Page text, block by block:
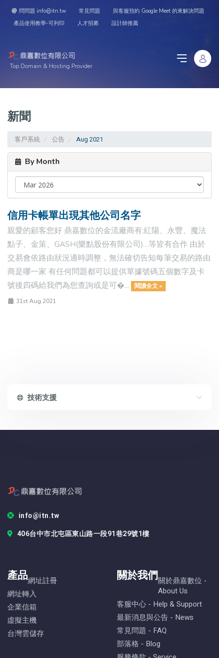
問問題 info@itn.tw 常見問題
與客服預約 Google Meet 的來解決問題
產品使用教學-可列印
人才招募 設計師推薦
Top Domain & Hosting Provider
新聞
客戶系統 公告 Aug 2021
By Month
信用卡帳單出現其他公司名字
親愛的顧客您好 鼎嘉數位的金流廠商有:紅陽、永豐、魔法
點子、金策、GASH(樂點股份有限公司)…等皆有合作 由於
交易會依路由狀況適時調整，無法確切告知每筆交易的路由
商是哪一家 有任何問題都可以提供單據號碼五個數字及卡
號後四碼給我們為您查詢或是可�...
閱讀全文 »
31st Aug 2021
技術支援
info@itn.tw
406台中市北屯區東山路一段91巷29號1樓
產品網址註冊
網址轉入
企業信箱
虛擬主機
台灣雲儲存
關於我們關於鼎嘉數位 -
About Us
客服中心 - Help & Support
最新消息與公告 - News
常見問題 - FAQ
部落格 - Blog